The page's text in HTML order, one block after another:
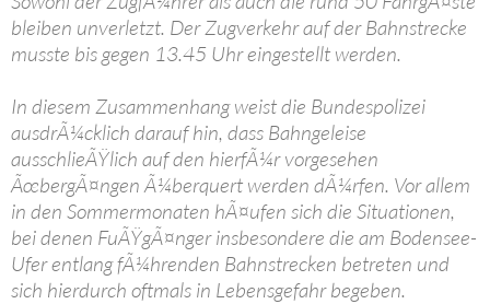
bleiben unverletzt. Der Zugverkehr auf der Bahnstrecke
musste bis gegen 13.45 Uhr eingestellt werden.
In diesem Zusammenhang weist die Bundespolizei
ausdrÃ¼cklich darauf hin, dass Bahngeleise
ausschlieÃŸlich auf den hierfÃ¼r vorgesehen
ÃœbergÃ¤ngen Ã¼berquert werden dÃ¼rfen. Vor allem
in den Sommermonaten hÃ¤ufen sich die Situationen,
bei denen FuÃŸgÃ¤nger insbesondere die am Bodensee-
Ufer entlang fÃ¼hrenden Bahnstrecken betreten und
sich hierdurch oftmals in Lebensgefahr begeben.